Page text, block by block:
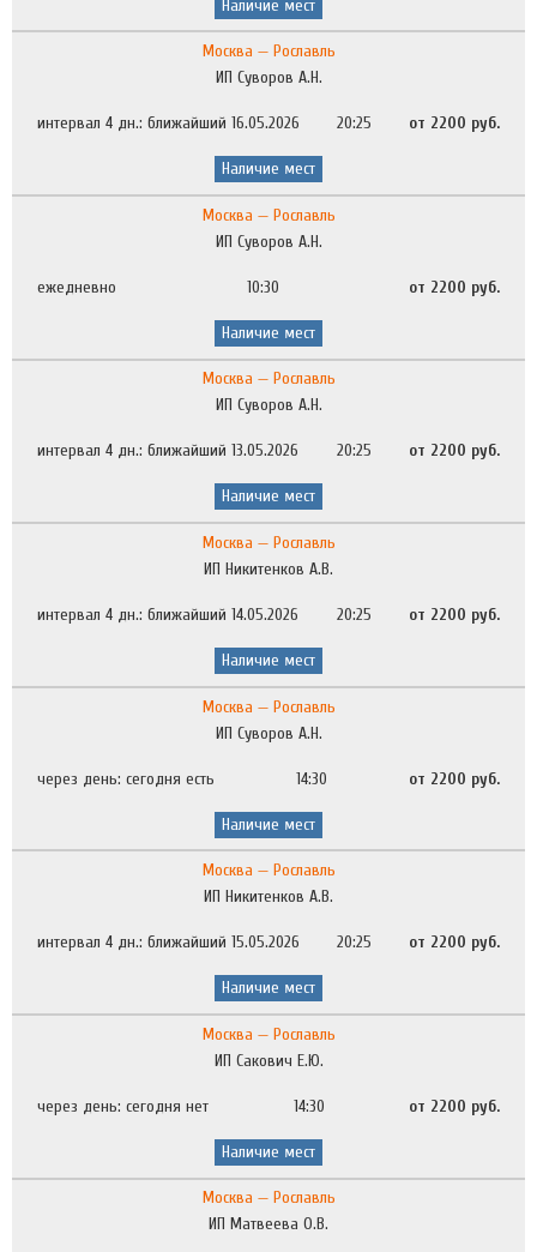
Наличие мест
Москва — Рославль
ИП Суворов А.Н.
интервал 4 дн.: ближайший 16.05.2026 20:25 от 2200 руб.
Наличие мест
Москва — Рославль
ИП Суворов А.Н.
ежедневно 10:30 от 2200 руб.
Наличие мест
Москва — Рославль
ИП Суворов А.Н.
интервал 4 дн.: ближайший 13.05.2026 20:25 от 2200 руб.
Наличие мест
Москва — Рославль
ИП Никитенков А.В.
интервал 4 дн.: ближайший 14.05.2026 20:25 от 2200 руб.
Наличие мест
Москва — Рославль
ИП Суворов А.Н.
через день: сегодня есть 14:30 от 2200 руб.
Наличие мест
Москва — Рославль
ИП Никитенков А.В.
интервал 4 дн.: ближайший 15.05.2026 20:25 от 2200 руб.
Наличие мест
Москва — Рославль
ИП Сакович Е.Ю.
через день: сегодня нет 14:30 от 2200 руб.
Наличие мест
Москва — Рославль
ИП Матвеева О.В.